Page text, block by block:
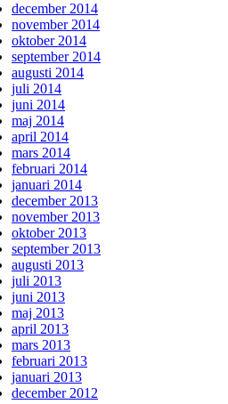
december 2014
november 2014
oktober 2014
september 2014
augusti 2014
juli 2014
juni 2014
maj 2014
april 2014
mars 2014
februari 2014
januari 2014
december 2013
november 2013
oktober 2013
september 2013
augusti 2013
juli 2013
juni 2013
maj 2013
april 2013
mars 2013
februari 2013
januari 2013
december 2012